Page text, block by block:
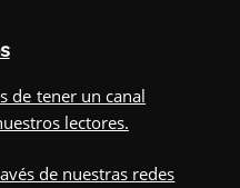
de tener un canal
lectores.
de nuestras redes